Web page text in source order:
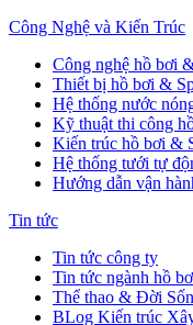
Công Nghệ và Kiến Trúc
Công nghệ hồ bơi
Thiết bị hồ bơi &
Hệ thống nước
Kỹ thuật thi công
Kiến trúc hồ bơi &
Hệ thống tưới tự
Hướng dẫn vận
Tin tức
Tin tức công ty
Tin tức ngành hồ
Thể thao & Đời
BLog Kiến trúc